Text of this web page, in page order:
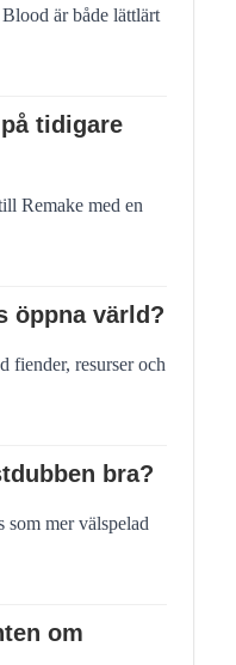
är både lättlärt
tidigare
Remake med en
öppna värld?
fiender, resurser och
bra?
som mer välspelad
om